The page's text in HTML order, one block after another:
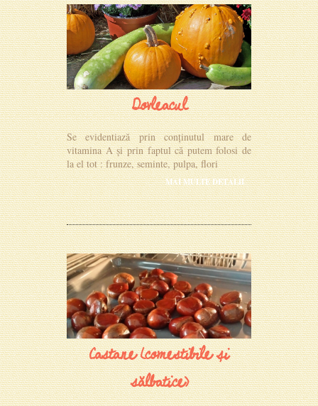
Dovleacul
Se evidentiază prin conținutul mare de
vitamina A și prin faptul că putem folosi de
la el tot : frunze, seminte, pulpa, flori
MAI MULTE DETALII
Castane (comestibile și
sălbatice)